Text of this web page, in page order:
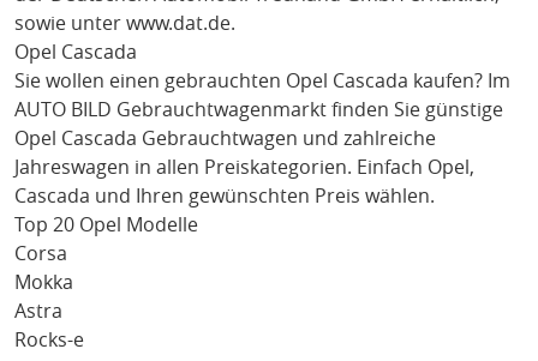
sowie unter www.dat.de.
Opel Cascada
Sie wollen einen gebrauchten Opel Cascada kaufen? Im
AUTO BILD Gebrauchtwagenmarkt finden Sie günstige
Opel Cascada Gebrauchtwagen und zahlreiche
Jahreswagen in allen Preiskategorien. Einfach Opel,
Cascada und Ihren gewünschten Preis wählen.
Top 20 Opel Modelle
Corsa
Mokka
Astra
Rocks-e